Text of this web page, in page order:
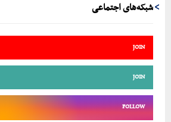
شبکه‌های اجتماعی
JOIN
JOIN
FOLLOW